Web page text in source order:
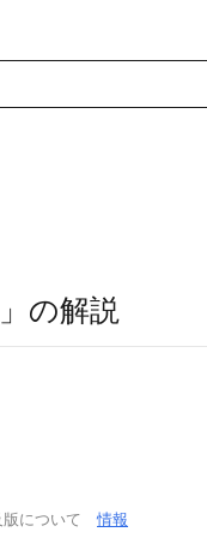
の解説
版について情報